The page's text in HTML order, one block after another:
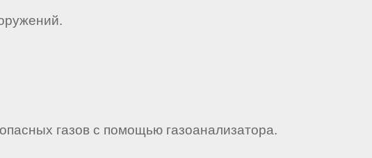
газов с помощью газоанализатора.